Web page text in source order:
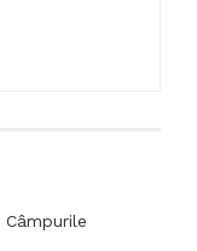
Câmpurile